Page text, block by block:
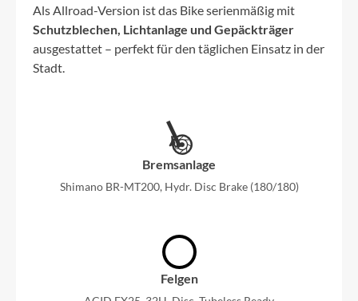
Als Allroad-Version ist das Bike serienmäßig mit
Schutzblechen, Lichtanlage und Gepäckträger
ausgestattet – perfekt für den täglichen Einsatz in der
Stadt.
Bremsanlage
Shimano BR-MT200, Hydr. Disc Brake (180/180)
Felgen